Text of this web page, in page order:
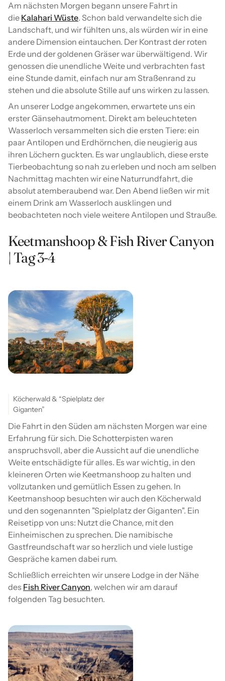
Am nächsten Morgen begann unsere Fahrt in
die Kalahari Wüste. Schon bald verwandelte sich die
Landschaft, und wir fühlten uns, als würden wir in eine
andere Dimension eintauchen. Der Kontrast der roten
Erde und der goldenen Gräser war überwältigend. Wir
genossen die unendliche Weite und verbrachten fast
eine Stunde damit, einfach nur am Straßenrand zu
stehen und die absolute Stille auf uns wirken zu lassen.
An unserer Lodge angekommen, erwartete uns ein
erster Gänsehautmoment. Direkt am beleuchteten
Wasserloch versammelten sich die ersten Tiere: ein
paar Antilopen und Erdhörnchen, die neugierig aus
ihren Löchern guckten. Es war unglaublich, diese erste
Tierbeobachtung so nah zu erleben und noch am selben
Nachmittag machten wir eine Naturrundfahrt, die
absolut atemberaubend war. Den Abend ließen wir mit
einem Drink am Wasserloch ausklingen und
beobachteten noch viele weitere Antilopen und Strauße.
Keetmanshoop & Fish River Canyon
| Tag 3-4
Köcherwald & “Spielplatz der
Giganten”
Die Fahrt in den Süden am nächsten Morgen war eine
Erfahrung für sich. Die Schotterpisten waren
anspruchsvoll, aber die Aussicht auf die unendliche
Weite entschädigte für alles. Es war wichtig, in den
kleineren Orten wie Keetmanshoop zu halten und
vollzutanken und gemütlich Essen zu gehen. In
Keetmanshoop besuchten wir auch den Köcherwald
und den sogenannten "Spielplatz der Giganten". Ein
Reisetipp von uns: Nutzt die Chance, mit den
Einheimischen zu sprechen. Die namibische
Gastfreundschaft war so herzlich und viele lustige
Gespräche kamen dabei rum.
Schließlich erreichten wir unsere Lodge in der Nähe
des Fish River Canyon, welchen wir am darauf
folgenden Tag besuchten.